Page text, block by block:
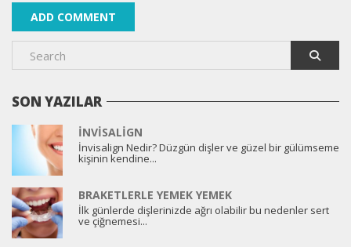
SON YAZILAR
İNVISALIGN
İnvisalign Nedir? Düzgün dişler ve güzel bir gülümseme
kişinin kendine...
BRAKETLERLE YEMEK YEMEK
İlk günlerde dişlerinizde ağrı olabilir bu nedenler sert
ve çiğnemesi...